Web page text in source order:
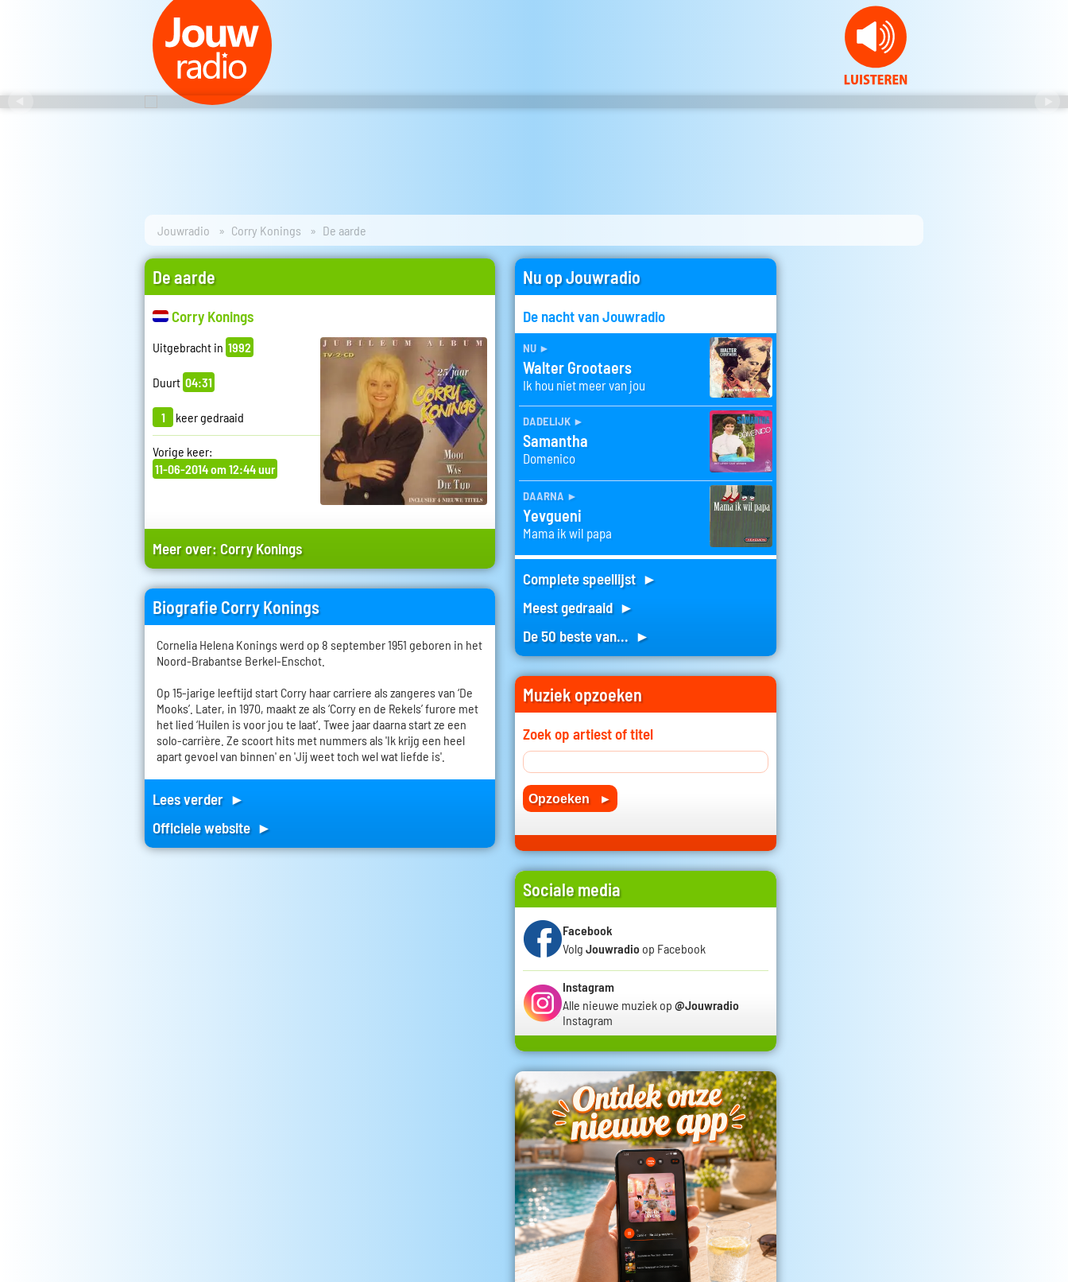
Jouwradio Corry Konings De aarde
De aarde
Corry Konings
Uitgebracht in 1992
Duurt 04:31
1 keer gedraaid
Vorige keer:
11-06-2014 om 12:44 uur
Meer over: Corry Konings
Biografie Corry Konings
Cornelia Helena Konings werd op 8 september 1951 geboren in het
Noord-Brabantse Berkel-Enschot.
Op 15-jarige leeftijd start Corry haar carriere als zangeres van ‘De
Mooks’. Later, in 1970, maakt ze als ‘Corry en de Rekels’ furore met
het lied ‘Huilen is voor jou te laat’. Twee jaar daarna start ze een
solo-carrière. Ze scoort hits met nummers als 'Ik krijg een heel
apart gevoel van binnen' en 'Jij weet toch wel wat liefde is'.
Lees verder ►
Officiele website ►
Nu op Jouwradio
De nacht van Jouwradio
nu ►
Walter Grootaers
Ik hou niet meer van jou
dadelijk ►
Samantha
Domenico
daarna ►
Yevgueni
Mama ik wil papa
Complete speellijst ►
Meest gedraaid ►
De 50 beste van... ►
Muziek opzoeken
Zoek op artiest of titel
Sociale media
Facebook
Volg Jouwradio op Facebook
Instagram
Alle nieuwe muziek op @Jouwradio
Instagram